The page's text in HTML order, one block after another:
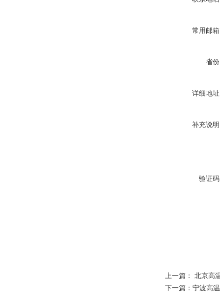
常用邮
省
详细地
补充说
验证
上一篇： 北京高
下一篇： 宁波高